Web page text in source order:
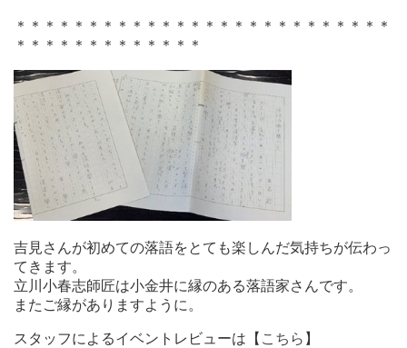
＊＊＊＊＊＊＊＊＊＊＊＊＊＊＊＊＊＊＊＊＊＊＊＊＊＊
＊＊＊＊＊＊＊＊＊＊＊＊＊
吉見さんが初めての落語をとても楽しんだ気持ちが伝わっ
てきます。
立川小春志師匠は小金井に縁のある落語家さんです。
またご縁がありますように。
スタッフによるイベントレビューは【 こちら 】